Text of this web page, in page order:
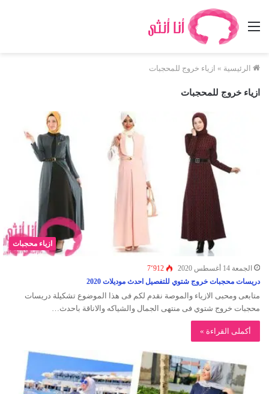
القائمة
الرئيسية » ازياء خروج للمحجبات
ازياء خروج للمحجبات
ازياء محجبات
الجمعة 14 أغسطس 2020
7٬912
دريسات محجبات خروج شتوي للتفصيل احدث موديلات 2020
متابعى ومحبى الازياء والموصة نقدم لكم فى هذا الموضوع تشكيلة دريسات
محجبات خروج شتوي فى منتهى الجمال والشياكه والاناقة باحدث…
أكملى القراءة »